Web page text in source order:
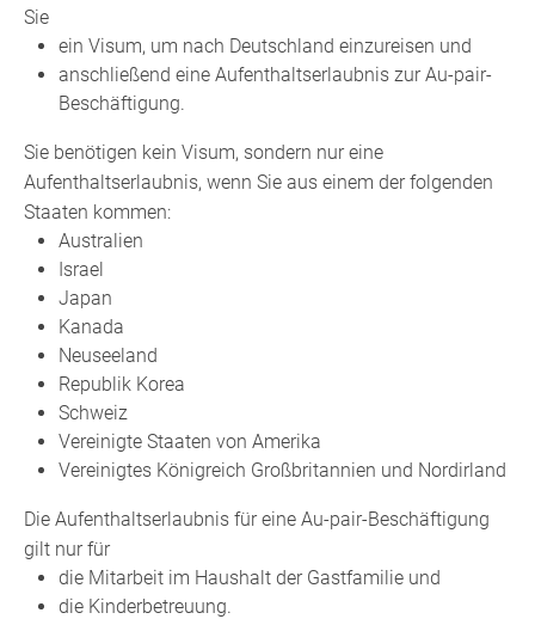
Sie
ein Visum, um nach Deutschland einzureisen und
anschließend eine Aufenthaltserlaubnis zur Au-pair-
Beschäftigung.
Sie benötigen kein Visum, sondern nur eine
Aufenthaltserlaubnis, wenn Sie aus einem der folgenden
Staaten kommen:
Australien
Israel
Japan
Kanada
Neuseeland
Republik Korea
Schweiz
Vereinigte Staaten von Amerika
Vereinigtes Königreich Großbritannien und Nordirland
Die Aufenthaltserlaubnis für eine Au-pair-Beschäftigung
gilt nur für
die Mitarbeit im Haushalt der Gastfamilie und
die Kinderbetreuung.